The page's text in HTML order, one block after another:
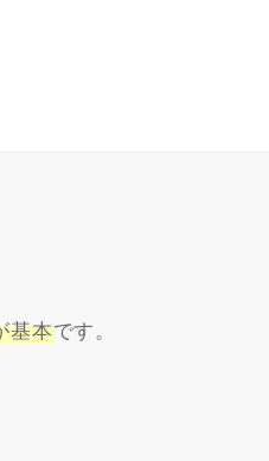
基本です。